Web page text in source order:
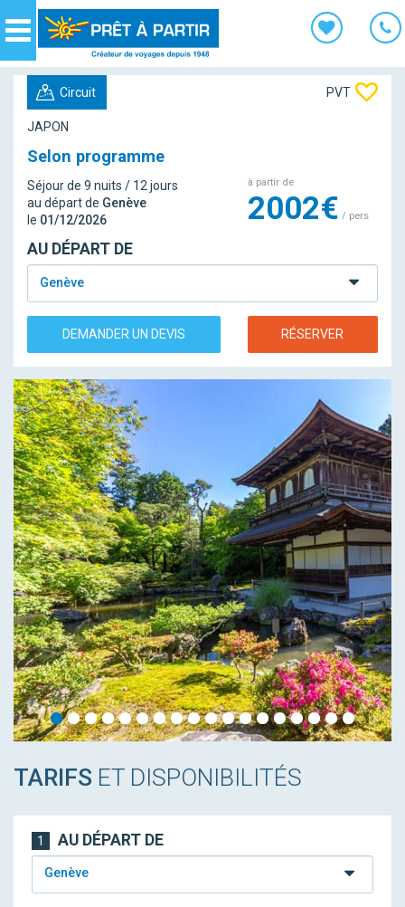
Navigation
Circuit PVT
JAPON
Selon programme
Séjour de 9 nuits / 12 jours
au départ de Genève
le 01/12/2026
à partir de
2002€ / pers
AU DÉPART DE
Genève
DEMANDER UN DEVIS RÉSERVER
TARIFS ET DISPONIBILITÉS
1 AU DÉPART DE
Genève
Panneau de gestion des cookies